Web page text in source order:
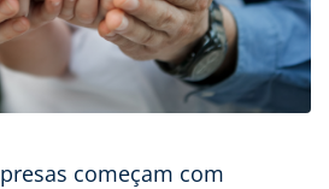
começam com